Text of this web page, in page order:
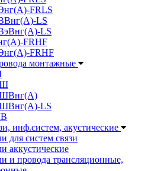
FRLS
LS
LS
FRHF
FRHF
монтажные
LS
инф.систем, акустические
для систем связи
аккустические
и провода трансляционные,